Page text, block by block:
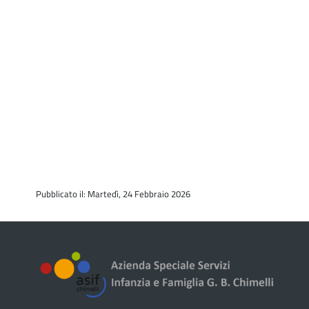
Pubblicato il: Martedì, 24 Febbraio 2026